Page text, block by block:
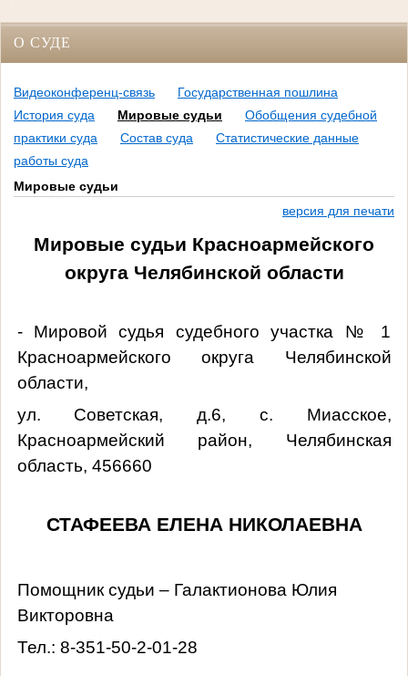
О СУДЕ
Видеоконференц-связь
Государственная пошлина
История суда
Мировые судьи
Обобщения судебной
практики суда
Состав суда
Статистические данные
работы суда
Мировые судьи
версия для печати
Мировые судьи Красноармейского
округа Челябинской области
- Мировой судья судебного участка № 1
Красноармейского округа Челябинской
области,
ул. Советская, д.6, с. Миасское,
Красноармейский район, Челябинская
область, 456660
СТАФЕЕВА ЕЛЕНА НИКОЛАЕВНА
Помощник судьи – Галактионова Юлия
Викторовна
Тел.: 8-351-50-2-01-28